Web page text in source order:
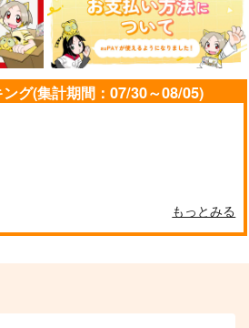
の本 II
（税込）
グ(集計期間：07/30～08/05)
もっとみる